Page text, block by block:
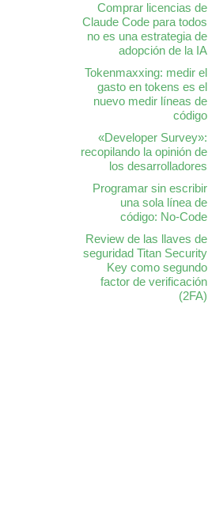
Comprar licencias de
Claude Code para todos
no es una estrategia de
adopción de la IA
Tokenmaxxing: medir el
gasto en tokens es el
nuevo medir líneas de
código
«Developer Survey»:
recopilando la opinión de
los desarrolladores
Programar sin escribir
una sola línea de
código: No-Code
Review de las llaves de
seguridad Titan Security
Key como segundo
factor de verificación
(2FA)